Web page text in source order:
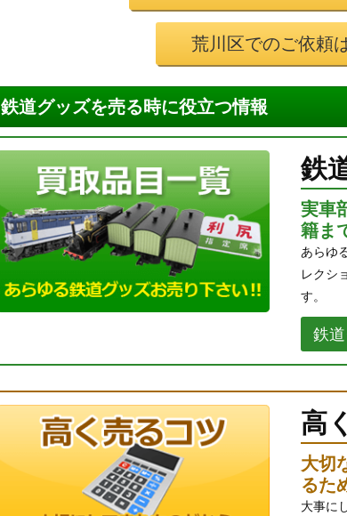
荒川区でのご依頼
鉄道グッズを売る時に役立つ情報
鉄
実車
籍ま
あらゆ
レクシ
す。
鉄
高
大切
るた
大事に